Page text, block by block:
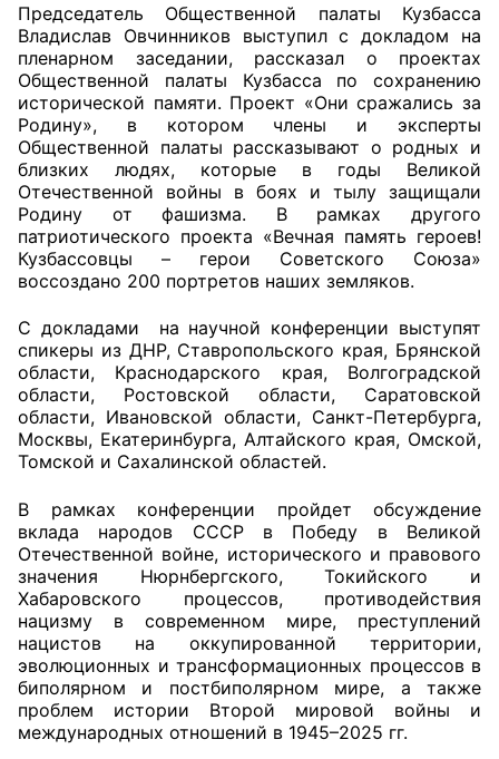
О Палате
Структура Палаты
Комиссии
Экспертный совет ОП КО
Совет ОП КО
Общественный штаб
Документы ОП КО
Регламент ОП КО
Кодекс этики ОП КО
Положения
Соглашения
Рекомендации
Порядок работы ЦОН
Аппарат ОП КО
УСТАВ ГКУ “АППАРАТ ОП КО”
Председатель Общественной палаты Кузбасса
Владислав Овчинников выступил с докладом на
пленарном заседании, рассказал о проектах
Общественной палаты Кузбасса по сохранению
исторической памяти. Проект «Они сражались за
Родину», в котором члены и эксперты
Общественной палаты рассказывают о родных и
близких людях, которые в годы Великой
Отечественной войны в боях и тылу защищали
Родину от фашизма. В рамках другого
патриотического проекта «Вечная память героев!
Кузбассовцы – герои Советского Союза»
воссоздано 200 портретов наших земляков.
С докладами на научной конференции выступят
спикеры из ДНР, Ставропольского края, Брянской
области, Краснодарского края, Волгоградской
области, Ростовской области, Саратовской
области, Ивановской области, Санкт-Петербурга,
Москвы, Екатеринбурга, Алтайского края, Омской,
Томской и Сахалинской областей.
В рамках конференции пройдет обсуждение
вклада народов СССР в Победу в Великой
Отечественной войне, исторического и правового
значения Нюрнбергского, Токийского и
Хабаровского процессов, противодействия
нацизму в современном мире, преступлений
нацистов на оккупированной территории,
эволюционных и трансформационных процессов в
биполярном и постбиполярном мире, а также
проблем истории Второй мировой войны и
международных отношений в 1945–2025 гг.